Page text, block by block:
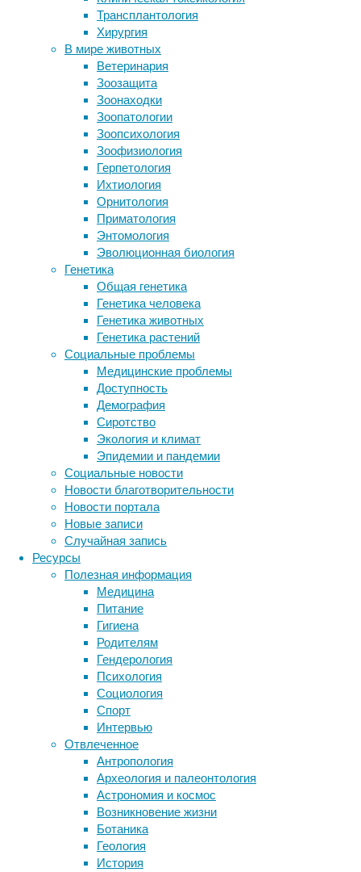
Трансплантология
Хирургия
В мире животных
Ветеринария
Зоозащита
Зоонаходки
Зоопатологии
Зоопсихология
Зоофизиология
Герпетология
Ихтиология
Орнитология
Приматология
Энтомология
Эволюционная биология
Генетика
Общая генетика
Генетика человека
Генетика животных
Генетика растений
Социальные проблемы
Медицинские проблемы
Доступность
Демография
Сиротство
Экология и климат
Эпидемии и пандемии
Социальные новости
Новости благотворительности
Новости портала
Новые записи
Случайная запись
Ресурсы
Полезная информация
Медицина
Питание
Гигиена
Родителям
Гендерология
Психология
Социология
Спорт
Интервью
Отвлеченное
Антропология
Археология и палеонтология
Астрономия и космос
Возникновение жизни
Ботаника
Геология
История
мутагенез,
наследственность
Хотя
мы
уже
знаем,
сколько
генов
человека,
их
функции
до
сих
пор
остаются
во
многом
неопределёнными.
Это
можно
сравнить
текстом,
набранным
неизвестными
символами:
сначала
пытаешься
понять,
где
кончается
одно
слово
начинается
другое,
потом
уже
постигаешь
собственно
смысл
слов.
Одиночество признали симптомом
болезни Альцгеймера
Психика мегаполиса: Mental Genetics
ВОЗ признала вспышку обезьяньей
оспы чрезвычайной ситуацией
международного значения
Итоги 2017 года в искусственном
интеллекте
Создан самый мощный в мире
«человеческий» магнитно-
резонансный томограф
Следите за новостями
Метки
ДНК бактерии биология
биотехнология вирусы
генетика дети
здоровье